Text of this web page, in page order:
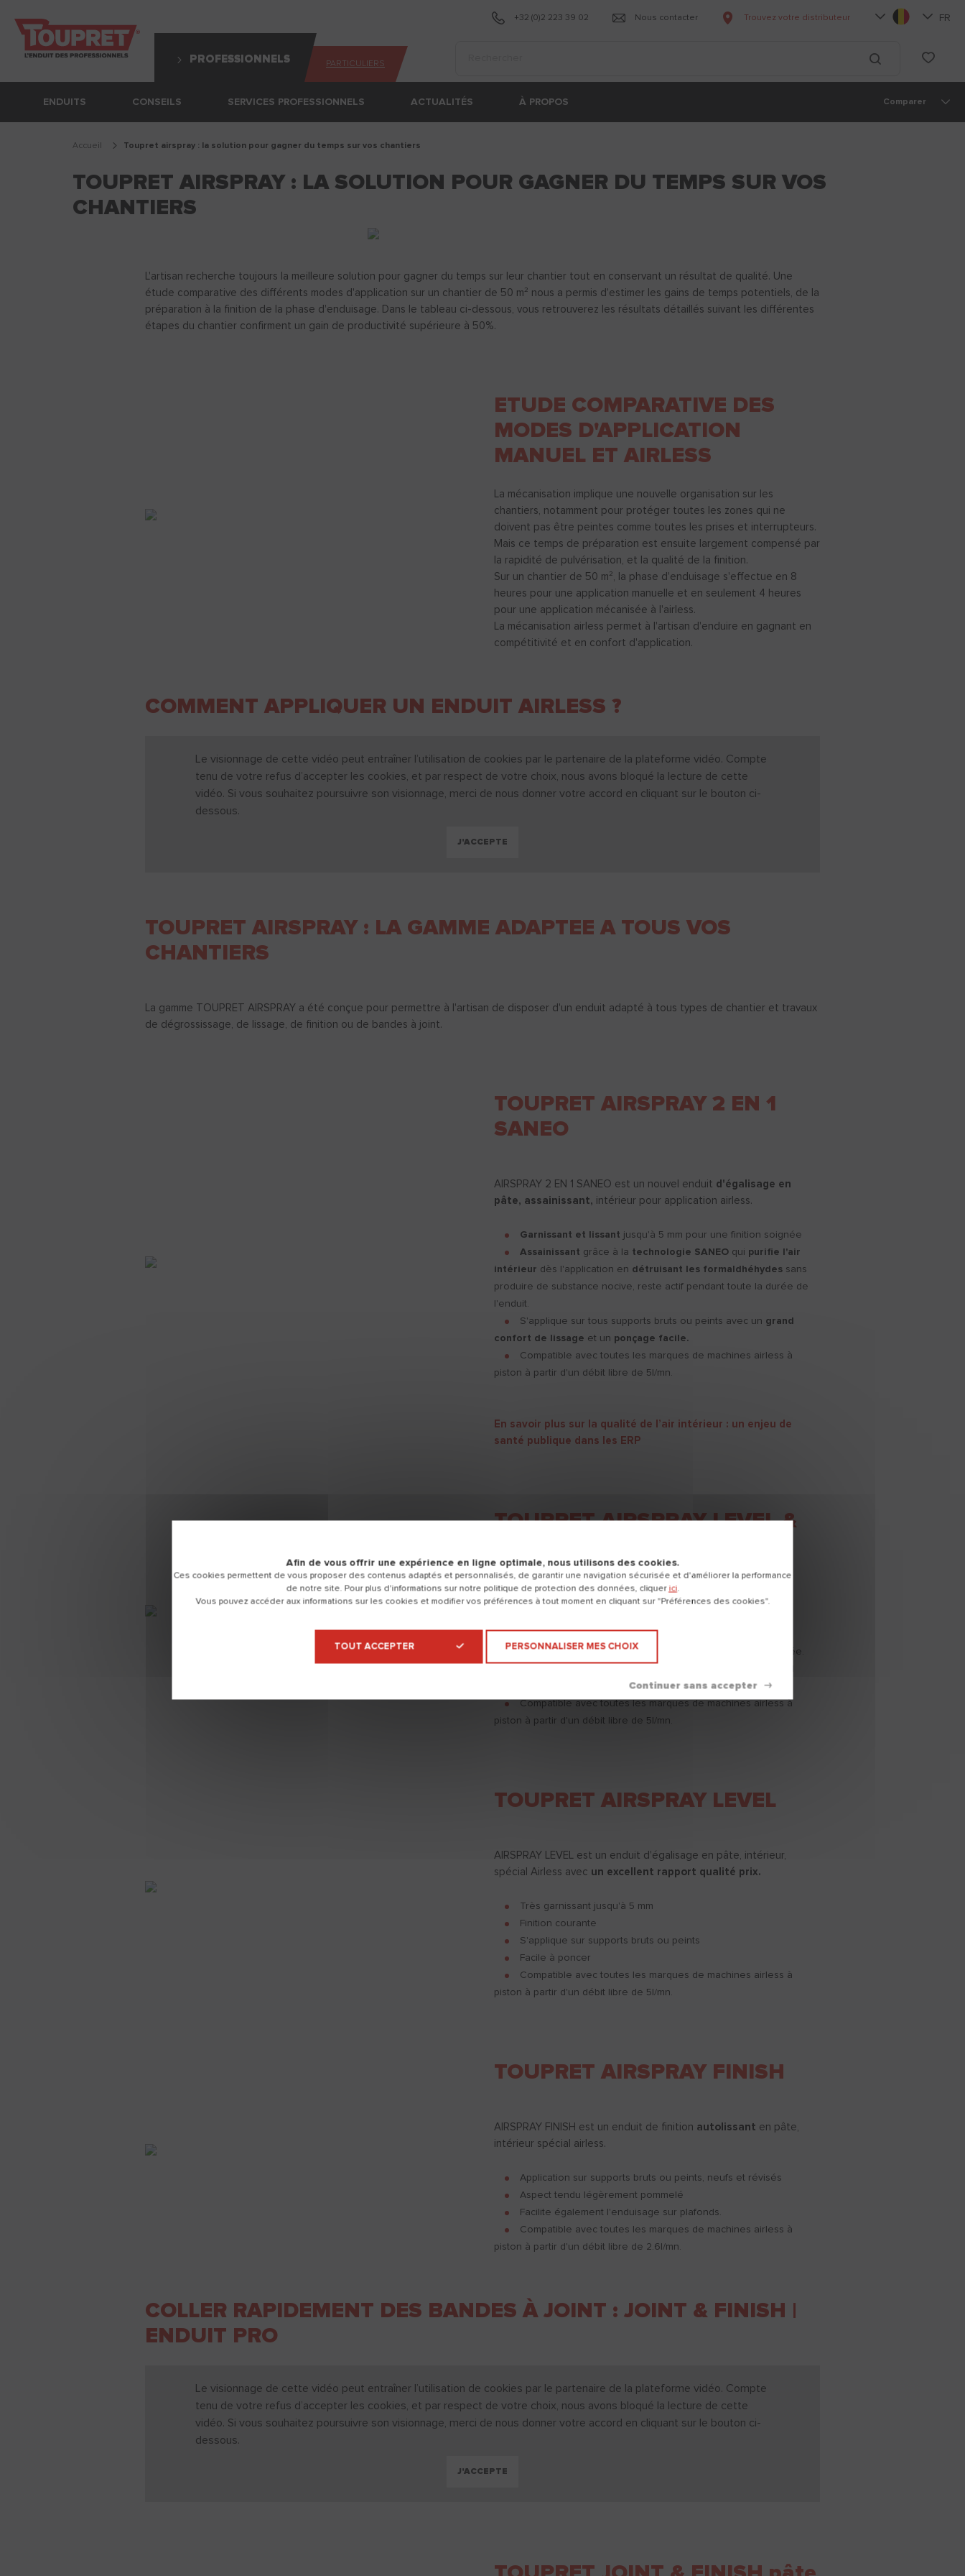
PROFESSIONNELS PARTICULIERS
+32 (0)2 223 39 02 Nous contacter Trouvez votre distributeur Choisissez votre
FR
Lancer la
ENDUITS CONSEILS SERVICES PROFESSIONNELS ACTUALITÉS À PROPOS Comparer
Accueil toupret airspray : la solution pour gagner du temps sur vos chantiers
TOUPRET AIRSPRAY : LA SOLUTION POUR GAGNER DU TEMPS SUR VOS
CHANTIERS
L'artisan recherche toujours la meilleure solution pour gagner du temps sur leur chantier tout en conservant un résultat de qualité. Une
étude comparative des différents modes d'application sur un chantier de 50 m² nous a permis d'estimer les gains de temps potentiels, de la
préparation à la finition de la phase d'enduisage. Dans le tableau ci-dessous, vous retrouverez les résultats détaillés suivant les différentes
étapes du chantier confirment un gain de productivité supérieure à 50%.
ETUDE COMPARATIVE DES
MODES D'APPLICATION
MANUEL ET AIRLESS
La mécanisation implique une nouvelle organisation sur les
chantiers, notamment pour protéger toutes les zones qui ne
doivent pas être peintes comme toutes les prises et interrupteurs.
Mais ce temps de préparation est ensuite largement compensé par
la rapidité de pulvérisation, et la qualité de la finition.
Sur un chantier de 50 m², la phase d'enduisage s'effectue en 8
heures pour une application manuelle et en seulement 4 heures
pour une application mécanisée à l'airless.
La mécanisation airless permet à l'artisan d'enduire en gagnant en
compétitivité et en confort d'application.
COMMENT APPLIQUER UN ENDUIT AIRLESS ?
Le visionnage de cette vidéo peut entraîner l’utilisation de cookies par le partenaire de la plateforme vidéo. Compte
tenu de votre refus d’accepter les cookies, et par respect de votre choix, nous avons bloqué la lecture de cette
vidéo. Si vous souhaitez poursuivre son visionnage, merci de nous donner votre accord en cliquant sur le bouton ci-
dessous.
J'ACCEPTE
TOUPRET AIRSPRAY : LA GAMME ADAPTEE A TOUS VOS
CHANTIERS
La gamme TOUPRET AIRSPRAY a été conçue pour permettre à l'artisan de disposer d'un enduit adapté à tous types de chantier et travaux
de dégrossissage, de lissage, de finition ou de bandes à joint.
TOUPRET AIRSPRAY 2 EN 1
SANEO
AIRSPRAY 2 EN 1 SANEO est un nouvel enduit d'égalisage en
pâte, assainissant, intérieur pour application airless.
Garnissant et lissant jusqu'à 5 mm pour une finition soignée
Assainissant grâce à la technologie SANEO qui purifie l'air
intérieur dès l'application en détruisant les formaldhéhydessans
produire de substance nocive, reste actif pendant toute la durée de
l'enduit.
S'applique sur tous supports bruts ou peints avec un grand
confort de lissage et un ponçage facile.
Compatible avec toutes les marques de machines airless à
piston à partir d'un débit libre de 5l/mn.
En savoir plus sur la qualité de l’air intérieur : un enjeu de
santé publique dans les ERP
TOUPRET AIRSPRAY LEVEL &
AIRSPRAY LEVEL & FINISH est un enduit d'égalisage en pâte,
Garnissant et lissantjusqu'à 5 mm pour une finition soignée.
ponçage facile.
Compatible avec toutes les marques de machines airless à
piston à partir d'un débit libre de 5l/mn.
TOUPRET AIRSPRAY LEVEL
AIRSPRAY LEVEL est un enduit d'égalisage en pâte, intérieur,
spécial Airless avec un excellent rapport qualité prix.
Très garnissant jusqu'à 5 mm
Finition courante
S'applique sur supports bruts ou peints
Facile à poncer
Compatible avec toutes les marques de machines airless à
piston à partir d'un débit libre de 5l/mn.
TOUPRET AIRSPRAY FINISH
AIRSPRAY FINISH est un enduit de finition autolissant en pâte,
intérieur spécial airless.
Application sur supports bruts ou peints, neufs et révisés
Aspect tendu légèrement pommelé
Facilite également l'enduisage sur plafonds.
Compatible avec toutes les marques de machines airless à
piston à partir d'un débit libre de 2.6l/mn.
COLLER RAPIDEMENT DES BANDES À JOINT : JOINT & FINISH |
ENDUIT PRO
Le visionnage de cette vidéo peut entraîner l’utilisation de cookies par le partenaire de la plateforme vidéo. Compte
tenu de votre refus d’accepter les cookies, et par respect de votre choix, nous avons bloqué la lecture de cette
vidéo. Si vous souhaitez poursuivre son visionnage, merci de nous donner votre accord en cliquant sur le bouton ci-
dessous.
J'ACCEPTE
Afin de vous offrir une expérience en ligne optimale, nous utilisons des cookies.
Ces cookies permettent de vous proposer des contenus adaptés et personnalisés, de garantir une navigation sécurisée et d'améliorer la performance
de notre site. Pour plus d'informations sur notre politique de protection des données, cliquer ici.
Vous pouvez accéder aux informations sur les cookies et modifier vos préférences à tout moment en cliquant sur "Préférences des cookies".
TOUT ACCEPTER PERSONNALISER MES CHOIX